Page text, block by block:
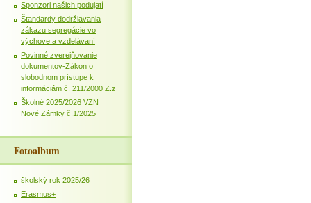
Sponzori našich podujatí
Štandardy dodržiavania
zákazu segregácie vo
výchove a vzdelávaní
Povinné zverejňovanie
dokumentov-Zákon o
slobodnom prístupe k
informáciám č. 211/2000 Z.z
Školné 2025/2026 VZN
Nové Zámky č.1/2025
Fotoalbum
školský rok 2025/26
Erasmus+